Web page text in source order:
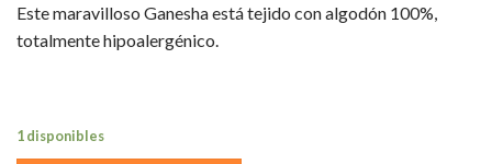
Este maravilloso Ganesha está tejido con algodón 100%,
totalmente hipoalergénico.
1 disponibles